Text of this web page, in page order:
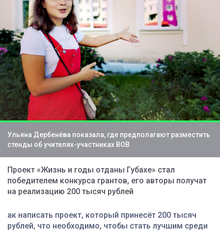
Ульяна Дербенёва показала, где предполагают разместить
стенды об учителях-участниках ВОВ
Проект «Жизнь и годы отданы Губахе» стал
победителем конкурса грантов, его авторы получат
на реализацию 200 тысяч рублей
ак написать проект, который принесёт 200 тысяч
рублей, что необходимо, чтобы стать лучшим среди